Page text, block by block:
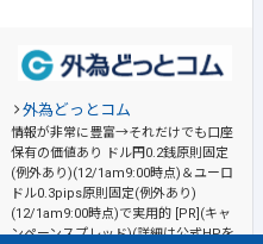
外為どっとコム
情報が非常に豊富→それだけでも口座
保有の価値あり
ドル円0.2銭原則固定
(例外あり)(12/1am9:00時点)＆ユーロ
ドル0.3pips原則固定(例外あり)
(12/1am9:00時点)で実用的 [PR](キャ
ンペーンスプレッド)(詳細は公式HPを